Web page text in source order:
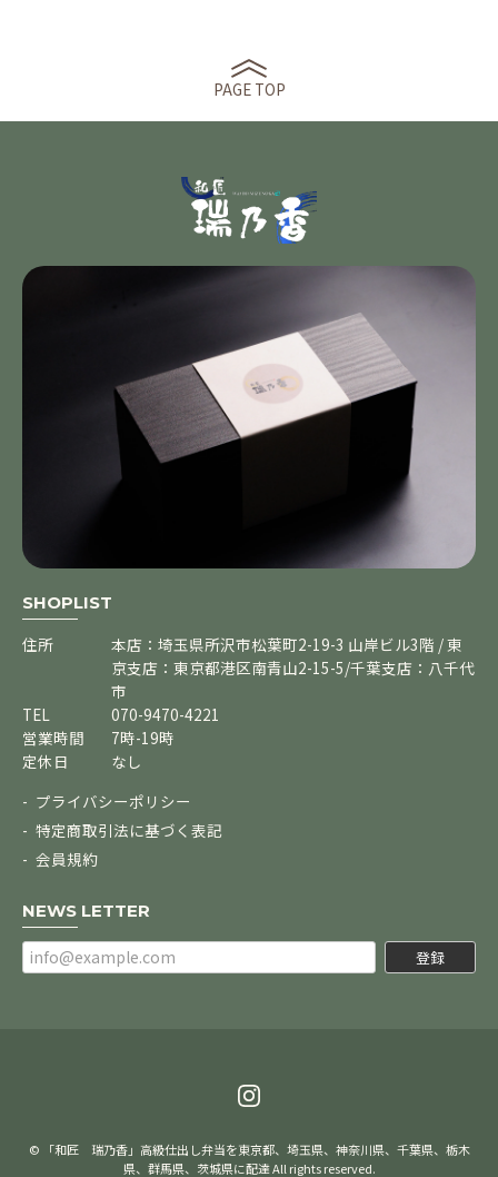
PAGE TOP
SHOPLIST
住所
本店：埼玉県所沢市松葉町2-19-3 山岸ビル3階 / 東
京支店：東京都港区南青山2-15-5/千葉支店：八千代
市
TEL
070-9470-4221
営業時間
7時-19時
定休日
なし
プライバシーポリシー
特定商取引法に基づく表記
会員規約
NEWS LETTER
登録
© 「和匠 瑞乃香」高級仕出し弁当を東京都、埼玉県、神奈川県、千葉県、栃木
県、群馬県、茨城県に配達 All rights reserved.